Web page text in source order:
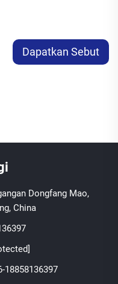
Dapatkan Sebut
Dongfang Mao,
China
18858136397